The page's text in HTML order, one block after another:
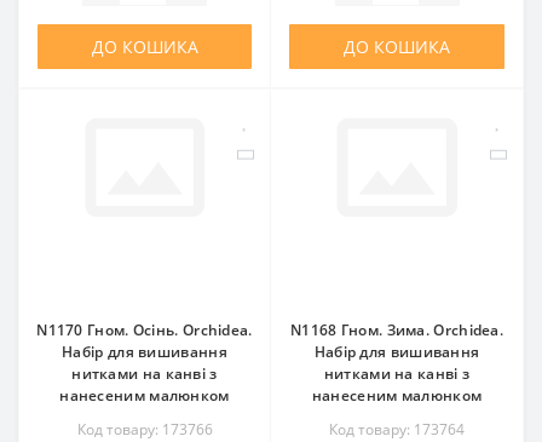
ДО КОШИКА ДО КОШИКА
N1170 Гном. Осінь. Orchidea.
Набір для вишивання
нитками на канві з
нанесеним малюнком
Код товару: 173766
N1168 Гном. Зима. Orchidea.
Набір для вишивання
нитками на канві з
нанесеним малюнком
Код товару: 173764